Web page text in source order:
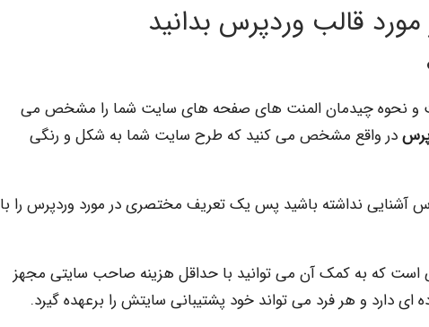
قالب وردپرس بدانید
نحوه چیدمان المنت های صفحه های سایت شما را مشخص می
در واقع مشخص می کنید که طرح سایت شما به شکل و رنگی
آشنایی نداشته باشید پس یک تعریف مختصری در مورد وردپرس را با
که به کمک آن می توانید با حداقل هزینه صاحب سایتی مجهز